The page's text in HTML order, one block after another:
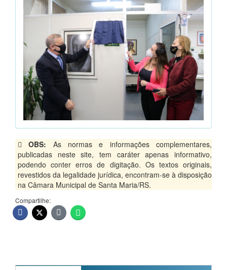
OBS: As normas e informações complementares,
publicadas neste site, tem caráter apenas informativo,
podendo conter erros de digitação. Os textos originais,
revestidos da legalidade jurídica, encontram-se à disposição
na Câmara Municipal de Santa Maria/RS.
Compartilhe: